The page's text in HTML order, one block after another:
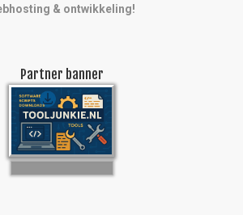
& ontwikkeling!
Partner banner